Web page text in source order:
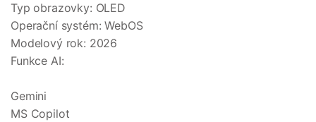
Typ obrazovky: OLED
Operační systém: WebOS
Modelový rok: 2026
Funkce AI:
Gemini
MS Copilot